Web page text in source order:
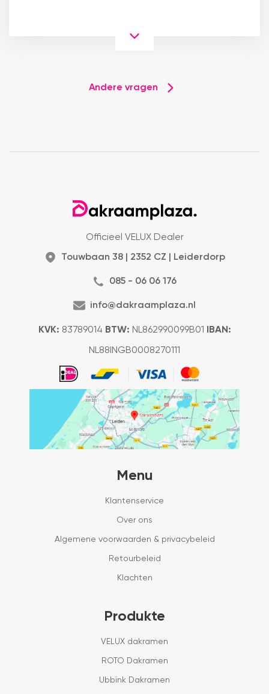
Andere vragen
Officieel VELUX Dealer
Touwbaan 38 | 2352 CZ | Leiderdorp
085 - 06 06 176
info@dakraamplaza.nl
KVK: 83789014 BTW: NL862990099B01 IBAN:
NL88INGB0008270111
Menu
Klantenservice
Over ons
Algemene voorwaarden & privacybeleid
Retourbeleid
Klachten
Produkte
VELUX dakramen
ROTO Dakramen
Ubbink Dakramen